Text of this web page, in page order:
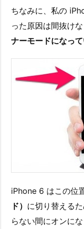
ちなみに、私の
った原因は間抜け
ナーモードになっ
iPhone 6 はこの位
ド） に切り替える
らない間にオンにな